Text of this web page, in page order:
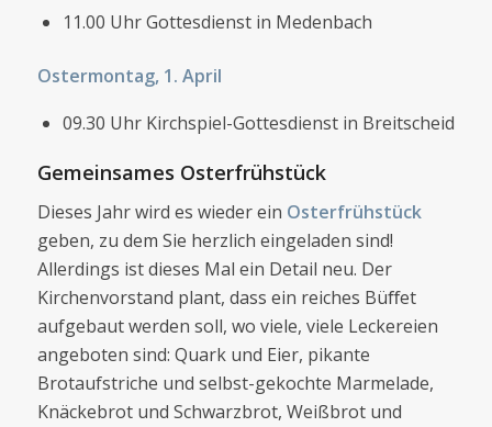
11.00 Uhr Gottesdienst in Medenbach
Ostermontag, 1. April
09.30 Uhr Kirchspiel-Gottesdienst in Breitscheid
Gemeinsames Osterfrühstück
Dieses Jahr wird es wieder ein Osterfrühstück
geben, zu dem Sie herzlich eingeladen sind!
Allerdings ist dieses Mal ein Detail neu. Der
Kirchenvorstand plant, dass ein reiches Büﬀet
aufgebaut werden soll, wo viele, viele Leckereien
angeboten sind: Quark und Eier, pikante
Brotaufstriche und selbst-gekochte Marmelade,
Knäckebrot und Schwarzbrot, Weißbrot und